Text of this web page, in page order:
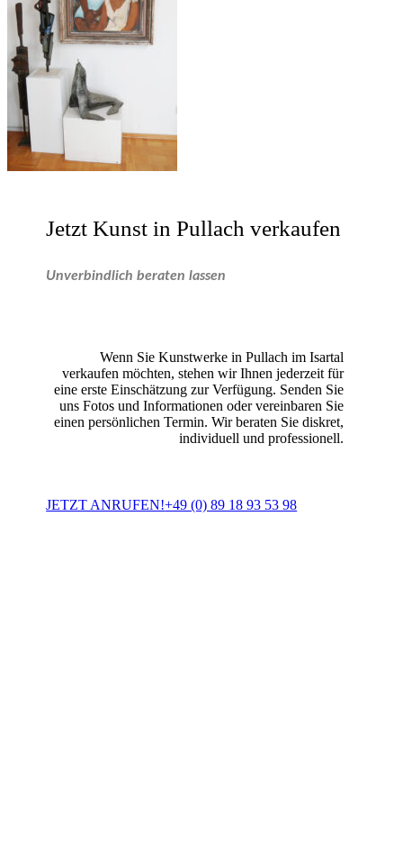
Jetzt Kunst in Pullach verkaufen
Unverbindlich beraten lassen
Wenn Sie Kunstwerke in Pullach im Isartal
verkaufen möchten, stehen wir Ihnen jederzeit für
eine erste Einschätzung zur Verfügung. Senden Sie
uns Fotos und Informationen oder vereinbaren Sie
einen persönlichen Termin. Wir beraten Sie diskret,
individuell und professionell.
JETZT ANRUFEN!+49 (0) 89 18 93 53 98